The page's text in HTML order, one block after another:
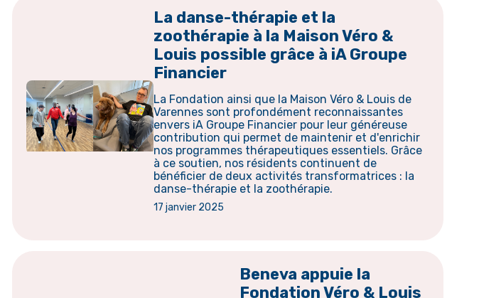
La danse-thérapie et la
zoothérapie à la Maison Véro &
Louis possible grâce à iA Groupe
Financier
La Fondation ainsi que la Maison Véro & Louis de
Varennes sont profondément reconnaissantes
envers iA Groupe Financier pour leur généreuse
contribution qui permet de maintenir et d'enrichir
nos programmes thérapeutiques essentiels. Grâce
à ce soutien, nos résidents continuent de
bénéficier de deux activités transformatrices : la
danse-thérapie et la zoothérapie.
17 janvier 2025
Beneva appuie la
Fondation Véro & Louis